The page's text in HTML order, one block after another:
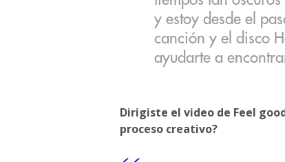
y estoy desde el
canción y el disco
ayudarte a
Dirigiste el video de Feel
proceso creativo?